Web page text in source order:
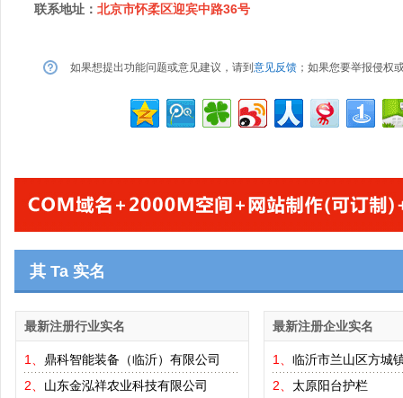
联系地址： 北京市怀柔区迎宾中路36号
如果想提出功能问题或意见建议，请到 意见反馈 ；如果您要举报侵权
其 Ta 实名
最新注册行业实名
1、 鼎科智能装备（临沂）有限公司
2、 山东金泓祥农业科技有限公司
最新注册企业实名
1、 临沂市兰山区方城
2、 太原阳台护栏